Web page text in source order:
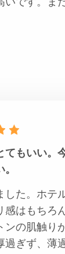
てもいい。
した。ホテ
感はもちろ
ンの肌触り
過ぎず、薄